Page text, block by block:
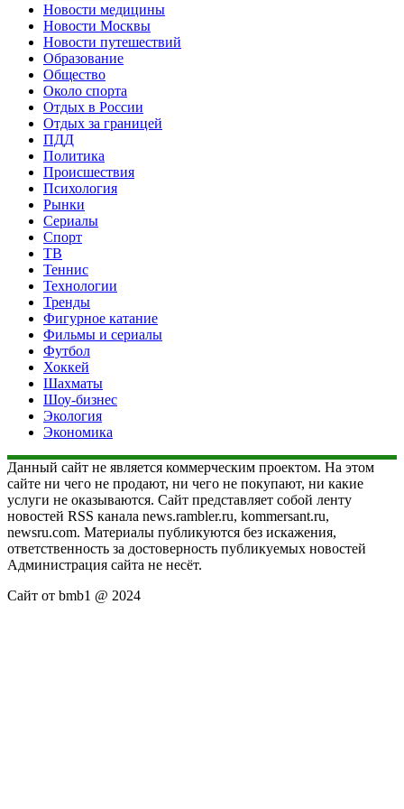
Новости медицины
Новости Москвы
Новости путешествий
Образование
Общество
Около спорта
Отдых в России
Отдых за границей
ПДД
Политика
Происшествия
Психология
Рынки
Сериалы
Спорт
ТВ
Теннис
Технологии
Тренды
Фигурное катание
Фильмы и сериалы
Футбол
Хоккей
Шахматы
Шоу-бизнес
Экология
Экономика
Данный сайт не является коммерческим проектом. На этом
сайте ни чего не продают, ни чего не покупают, ни какие
услуги не оказываются. Сайт представляет собой ленту
новостей RSS канала news.rambler.ru, kommersant.ru,
newsru.com. Материалы публикуются без искажения,
ответственность за достоверность публикуемых новостей
Администрация сайта не несёт.
Сайт от bmb1 @ 2024